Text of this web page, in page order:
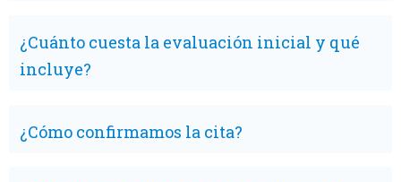
¿Cuánto cuesta la evaluación inicial y qué
incluye?
¿Cómo confirmamos la cita?